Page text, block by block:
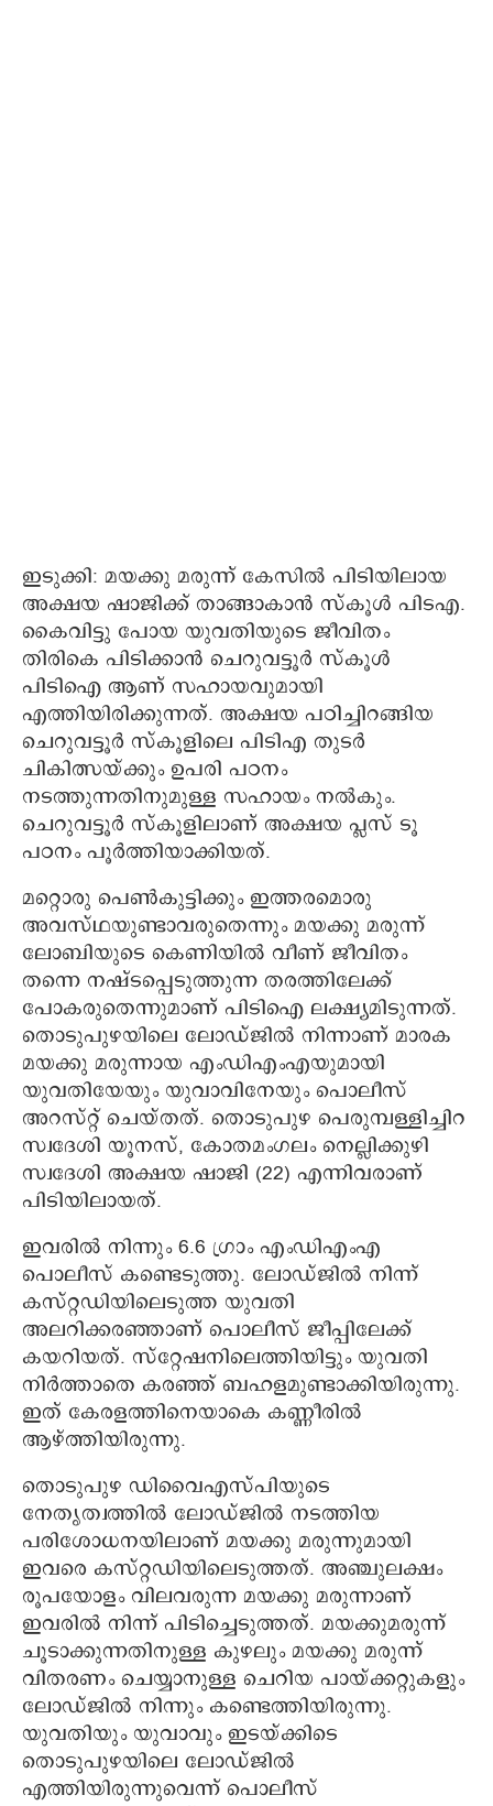
ഇടുക്കി: മയക്കു മരുന്ന് കേസില്‍ പിടിയിലായ
അക്ഷയ ഷാജിക്ക് താങ്ങാകാന്‍ സ്‌കൂള്‍ പിടഎ.
കൈവിട്ടു പോയ യുവതിയുടെ ജീവിതം
തിരികെ പിടിക്കാന്‍ ചെറുവട്ടൂര്‍ സ്‌കൂള്‍
പിടിഐ ആണ് സഹായവുമായി
എത്തിയിരിക്കുന്നത്. അക്ഷയ പഠിച്ചിറങ്ങിയ
ചെറുവട്ടൂര്‍ സ്‌കൂളിലെ പിടിഎ തുടര്‍
ചികിത്സയ്ക്കും ഉപരി പഠനം
നടത്തുന്നതിനുമുള്ള സഹായം നല്‍കും.
ചെറുവട്ടൂര്‍ സ്‌കൂളിലാണ് അക്ഷയ പ്ലസ് ടൂ
പഠനം പൂര്‍ത്തിയാക്കിയത്.
മറ്റൊരു പെണ്‍കുട്ടിക്കും ഇത്തരമൊരു
അവസ്ഥയുണ്ടാവരുതെന്നും മയക്കു മരുന്ന്
ലോബിയുടെ കെണിയില്‍ വീണ് ജീവിതം
തന്നെ നഷ്ടപ്പെടുത്തുന്ന തരത്തിലേക്ക്
പോകരുതെന്നുമാണ് പിടിഐ ലക്ഷ്യമിടുന്നത്.
തൊടുപുഴയിലെ ലോഡ്ജില്‍ നിന്നാണ് മാരക
മയക്കു മരുന്നായ എംഡിഎംഎയുമായി
യുവതിയേയും യുവാവിനേയും പൊലീസ്
അറസ്റ്റ് ചെയ്തത്. തൊടുപുഴ പെരുമ്പള്ളിച്ചിറ
സ്വദേശി യൂനസ്, കോതമംഗലം നെല്ലിക്കുഴി
സ്വദേശി അക്ഷയ ഷാജി (22) എന്നിവരാണ്
പിടിയിലായത്.
ഇവരില്‍ നിന്നും 6.6 ഗ്രാം എംഡിഎംഎ
പൊലീസ് കണ്ടെടുത്തു. ലോഡ്ജില്‍ നിന്ന്
കസ്റ്റഡിയിലെടുത്ത യുവതി
അലറിക്കരഞ്ഞാണ് പൊലീസ് ജീപ്പിലേക്ക്
കയറിയത്. സ്റ്റേഷനിലെത്തിയിട്ടും യുവതി
നിര്‍ത്താതെ കരഞ്ഞ് ബഹളമുണ്ടാക്കിയിരുന്നു.
ഇത് കേരളത്തിനെയാകെ കണ്ണീരില്‍
ആഴ്ത്തിയിരുന്നു.
തൊടുപുഴ ഡിവൈഎസ്പിയുടെ
നേതൃത്വത്തില്‍ ലോഡ്ജില്‍ നടത്തിയ
പരിശോധനയിലാണ് മയക്കു മരുന്നുമായി
ഇവരെ കസ്റ്റഡിയിലെടുത്തത്. അഞ്ചുലക്ഷം
രൂപയോളം വിലവരുന്ന മയക്കു മരുന്നാണ്
ഇവരില്‍ നിന്ന് പിടിച്ചെടുത്തത്. മയക്കുമരുന്ന്
ചൂടാക്കുന്നതിനുള്ള കുഴലും മയക്കു മരുന്ന്
വിതരണം ചെയ്യാനുള്ള ചെറിയ പായ്ക്കറ്റുകളും
ലോഡ്ജില്‍ നിന്നും കണ്ടെത്തിയിരുന്നു.
യുവതിയും യുവാവും ഇടയ്ക്കിടെ
തൊടുപുഴയിലെ ലോഡ്ജില്‍
എത്തിയിരുന്നുവെന്ന് പൊലീസ്